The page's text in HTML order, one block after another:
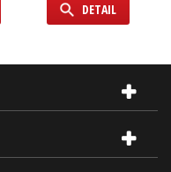
DETAIL